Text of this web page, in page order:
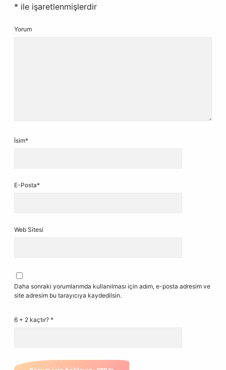
* ile işaretlenmişlerdir
Yorum
İsim*
E-Posta*
Web Sitesi
Daha sonraki yorumlarımda kullanılması için adım, e-posta adresim ve
site adresim bu tarayıcıya kaydedilsin.
6 + 2 kaçtır? *